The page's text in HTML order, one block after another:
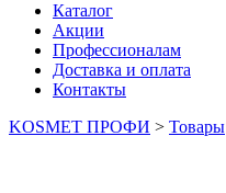
Каталог
Акции
Профессионалам
Доставка и оплата
Контакты
KOSMET ПРОФИ > Товары